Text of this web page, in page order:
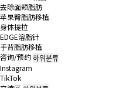
去除面颊脂肪
苹果臀脂肪移植
身体提拉
EDGE溶脂针
手背脂肪移植
咨询/预约하위분류
Instagram
TikTok